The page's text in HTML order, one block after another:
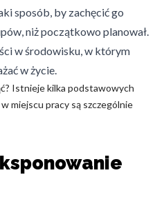
sposób, by zachęcić go
niż początkowo planował.
w środowisku, w którym
w życie.
Istnieje kilka podstawowych
miejscu pracy są szczególnie
tym samym bardziej cenne dla
trzeciej.
pliki, które są w procesie
preferencje